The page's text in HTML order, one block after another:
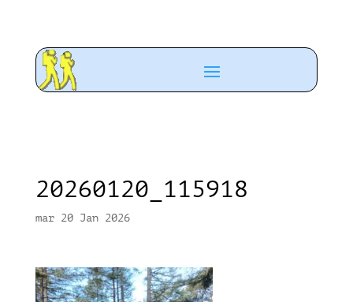
20260120_115918
mar 20 Jan 2026